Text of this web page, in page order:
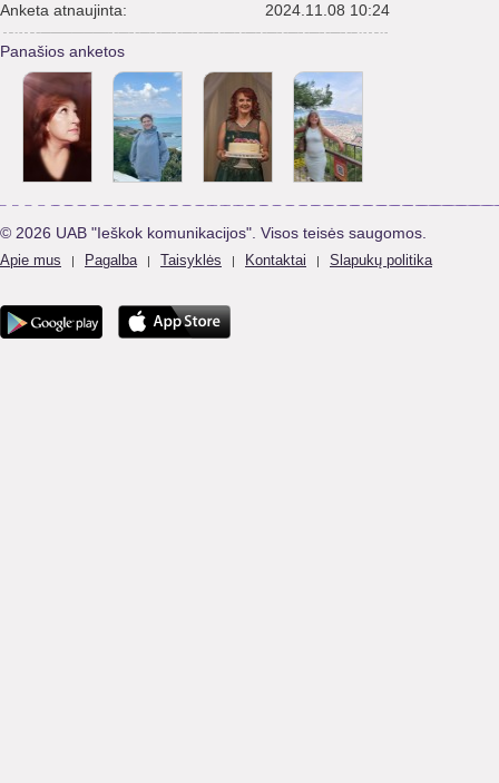
Anketa atnaujinta:
2024.11.08 10:24
Panašios anketos
© 2026 UAB "Ieškok komunikacijos". Visos teisės saugomos.
Apie mus | Pagalba | Taisyklės | Kontaktai | Slapukų politika